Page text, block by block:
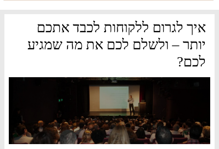
איך לגרום ללקוחות לכבד אתכם
יותר – ולשלם לכם את מה שמגיע
לכם?